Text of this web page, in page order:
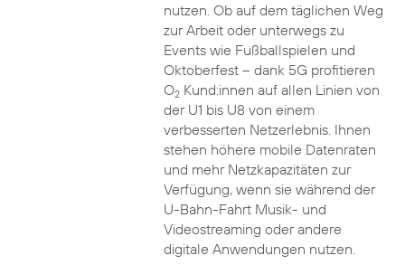
nutzen. Ob auf dem täglichen Weg
zur Arbeit oder unterwegs zu
Events wie Fußballspielen und
Oktoberfest – dank 5G profitieren
O2Kund:innen auf allen Linien von
der U1 bis U8 von einem
verbesserten Netzerlebnis. Ihnen
stehen höhere mobile Datenraten
und mehr Netzkapazitäten zur
Verfügung, wenn sie während der
U-Bahn-Fahrt Musik- und
Videostreaming oder andere
digitale Anwendungen nutzen.